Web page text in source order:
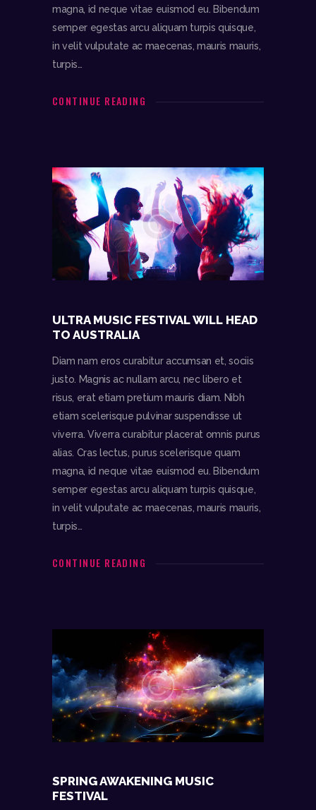
magna, id neque vitae euismod eu. Bibendum
semper egestas arcu aliquam turpis quisque,
in velit vulputate ac maecenas, mauris mauris,
turpis…
CONTINUE READING
ULTRA MUSIC FESTIVAL WILL HEAD
TO AUSTRALIA
Diam nam eros curabitur accumsan et, sociis
justo. Magnis ac nullam arcu, nec libero et
risus, erat etiam pretium mauris diam. Nibh
etiam scelerisque pulvinar suspendisse ut
viverra. Viverra curabitur placerat omnis purus
alias. Cras lectus, purus scelerisque quam
magna, id neque vitae euismod eu. Bibendum
semper egestas arcu aliquam turpis quisque,
in velit vulputate ac maecenas, mauris mauris,
turpis…
CONTINUE READING
SPRING AWAKENING MUSIC
FESTIVAL